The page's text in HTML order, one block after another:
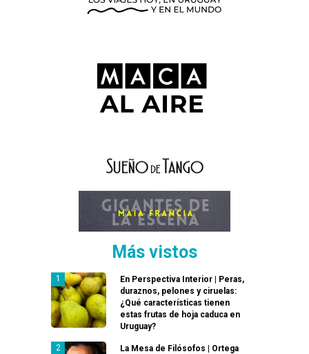
Más vistos
En Perspectiva Interior | Peras,
duraznos, pelones y ciruelas:
¿Qué características tienen
estas frutas de hoja caduca en
Uruguay?
La Mesa de Filósofos | Ortega